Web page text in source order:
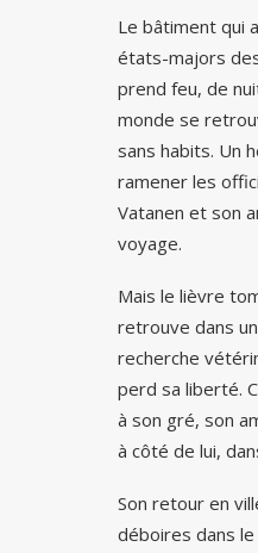
Le bâtiment qui
états-majors
prend feu, de
monde se
sans habits. Un
ramener les
Vatanen et son
voyage.
Mais le lièvre
retrouve dans
recherche
perd sa liberté.
à son gré, son
à côté de lui,
Son retour en
déboires dans